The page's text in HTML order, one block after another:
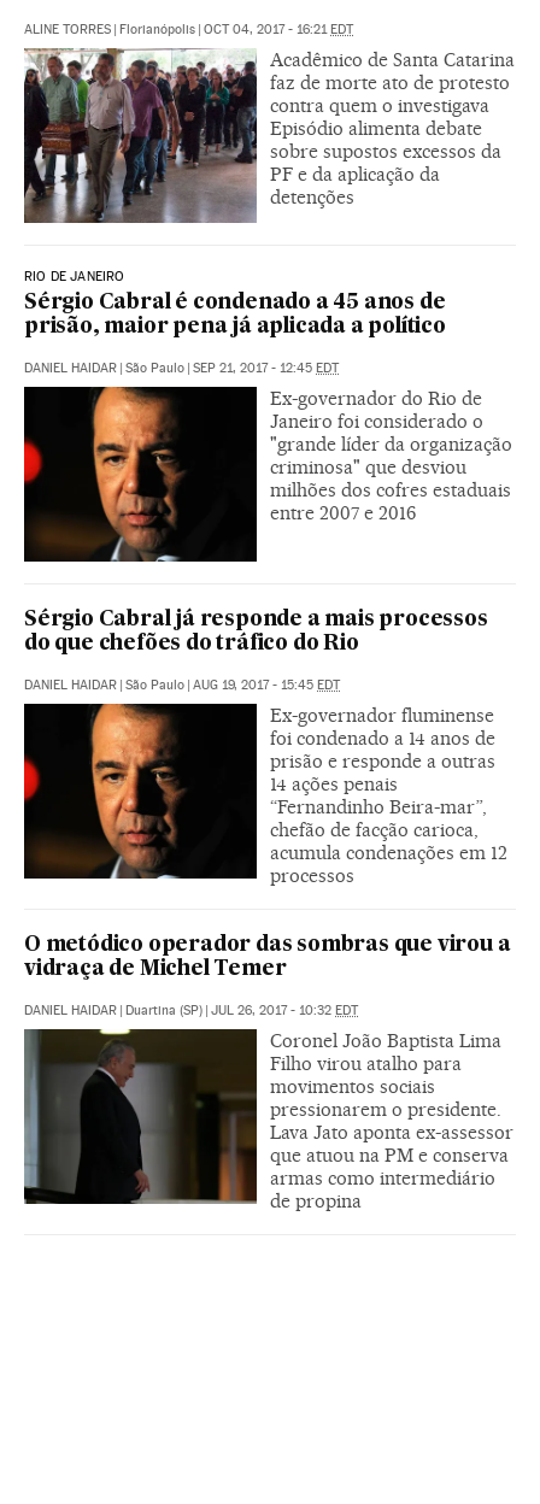
ALINE TORRES | Florianópolis | OCT 04, 2017 - 16:21EDT
Acadêmico de Santa Catarina
faz de morte ato de protesto
contra quem o investigava
Episódio alimenta debate
sobre supostos excessos da
PF e da aplicação da
detenções
RIO DE JANEIRO
Sérgio Cabral é condenado a 45 anos de
prisão, maior pena já aplicada a político
DANIEL HAIDAR | São Paulo | SEP 21, 2017 - 12:45 EDT
Ex-governador do Rio de
Janeiro foi considerado o
"grande líder da organização
criminosa" que desviou
milhões dos cofres estaduais
entre 2007 e 2016
Sérgio Cabral já responde a mais processos
do que chefões do tráfico do Rio
DANIEL HAIDAR | São Paulo | AUG 19, 2017 - 15:45 EDT
Ex-governador fluminense
foi condenado a 14 anos de
prisão e responde a outras
14 ações penais
“Fernandinho Beira-mar”,
chefão de facção carioca,
acumula condenações em 12
processos
O metódico operador das sombras que virou a
vidraça de Michel Temer
DANIEL HAIDAR | Duartina (SP) | JUL 26, 2017 - 10:32 EDT
Coronel João Baptista Lima
Filho virou atalho para
movimentos sociais
pressionarem o presidente.
Lava Jato aponta ex-assessor
que atuou na PM e conserva
armas como intermediário
de propina